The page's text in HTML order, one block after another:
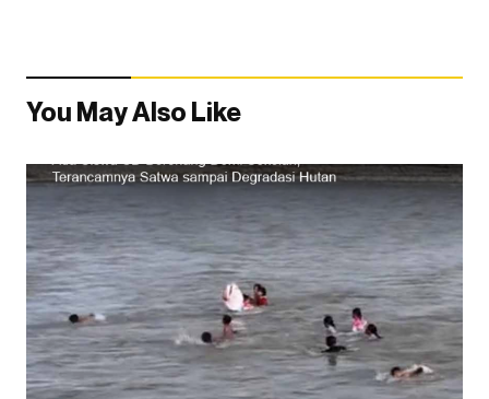
You May Also Like